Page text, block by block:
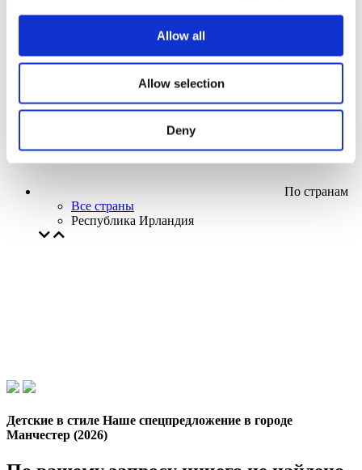
Allow all
Allow selection
Deny
Наше спецпредложение
Без поджанра
По странам
Все страны
Республика Ирландия
Детские в стиле Наше спецпредложение в городе
Манчестер (2026)